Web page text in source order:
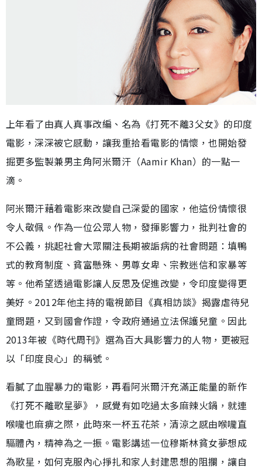
上年看了由真人真事改編、名為《打死不離3父女》的印度
電影，深深被它感動，讓我重拾看電影的情懷，也開始發
掘更多監製兼男主角阿米爾汗（Aamir Khan）的一點一
滴。
阿米爾汗藉着電影來改變自己深愛的國家，他這份情懷很
令人敬佩。作為一位公眾人物，發揮影響力，批判社會的
不公義，挑起社會大眾關注長期被詬病的社會問題：填鴨
式的教育制度、貧富懸殊、男尊女卑、宗教迷信和家暴等
等。他希望透過電影讓人反思及促進改變，令印度變得更
美好。2012年他主持的電視節目《真相訪談》揭露虐待兒
童問題，又到國會作證，令政府通過立法保護兒童。因此
2013年被《時代周刊》選為百大具影響力的人物，更被冠
以「印度良心」的稱號。
看膩了血腥暴力的電影，再看阿米爾汗充滿正能量的新作
《打死不離歌星夢》，感覺有如吃過太多麻辣火鍋，就連
喉嚨也麻痹之際，此時來一杯五花茶，清涼之感由喉嚨直
驅體內，精神為之一振。電影講述一位穆斯林貧女夢想成
為歌星，如何克服內心掙扎和家人封建思想的阻攔，讓自